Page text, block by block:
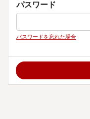
パスワード
パスワードを忘れた場合